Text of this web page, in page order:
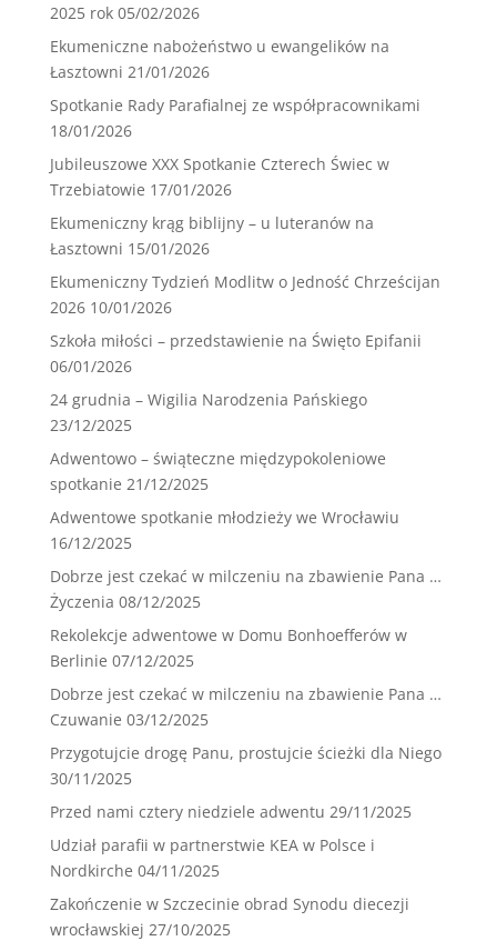
2025 rok 05/02/2026
Ekumeniczne nabożeństwo u ewangelików na
Łasztowni 21/01/2026
Spotkanie Rady Parafialnej ze współpracownikami
18/01/2026
Jubileuszowe XXX Spotkanie Czterech Świec w
Trzebiatowie 17/01/2026
Ekumeniczny krąg biblijny – u luteranów na
Łasztowni 15/01/2026
Ekumeniczny Tydzień Modlitw o Jedność Chrześcijan
2026 10/01/2026
Szkoła miłości – przedstawienie na Święto Epifanii
06/01/2026
24 grudnia – Wigilia Narodzenia Pańskiego
23/12/2025
Adwentowo – świąteczne międzypokoleniowe
spotkanie 21/12/2025
Adwentowe spotkanie młodzieży we Wrocławiu
16/12/2025
Dobrze jest czekać w milczeniu na zbawienie Pana …
Życzenia 08/12/2025
Rekolekcje adwentowe w Domu Bonhoefferów w
Berlinie 07/12/2025
Dobrze jest czekać w milczeniu na zbawienie Pana …
Czuwanie 03/12/2025
Przygotujcie drogę Panu, prostujcie ścieżki dla Niego
30/11/2025
Przed nami cztery niedziele adwentu 29/11/2025
Udział parafii w partnerstwie KEA w Polsce i
Nordkirche 04/11/2025
Zakończenie w Szczecinie obrad Synodu diecezji
wrocławskiej 27/10/2025